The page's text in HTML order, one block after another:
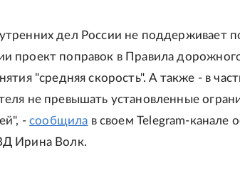
дел России не поддерживает
проект поправок в Правила
"средняя скорость". А также - в
не превышать установленные
-сообщила в своем Telegram-канале
Ирина Волк.